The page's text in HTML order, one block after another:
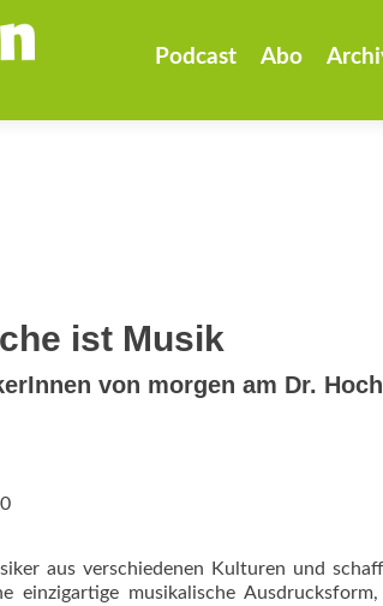
Podcast Abo
ist Musik
von morgen am Dr.
aus verschiedenen Kulturen und
einzigartige musikalische